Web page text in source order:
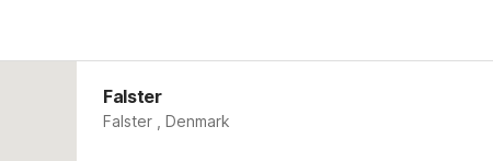
Falster
Falster , Denmark